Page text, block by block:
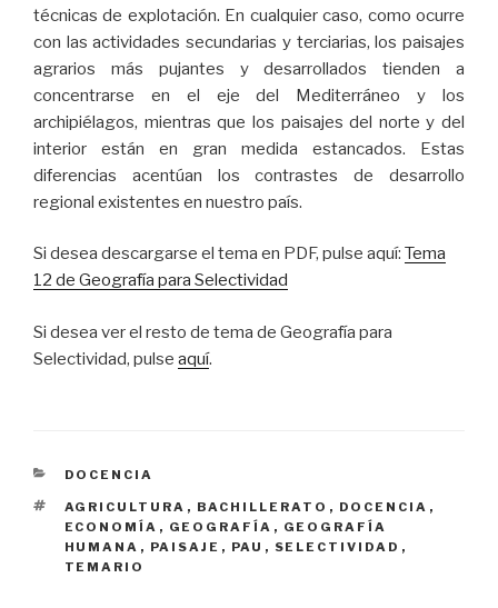
técnicas de explotación. En cualquier caso, como ocurre
con las actividades secundarias y terciarias, los paisajes
agrarios más pujantes y desarrollados tienden a
concentrarse en el eje del Mediterráneo y los
archipiélagos, mientras que los paisajes del norte y del
interior están en gran medida estancados. Estas
diferencias acentúan los contrastes de desarrollo
regional existentes en nuestro país.
Si desea descargarse el tema en PDF, pulse aquí: Tema
12 de Geografía para Selectividad
Si desea ver el resto de tema de Geografía para
Selectividad, pulse aquí.
CATEGORÍAS
DOCENCIA
ETIQUETAS
AGRICULTURA , BACHILLERATO , DOCENCIA ,
ECONOMÍA , GEOGRAFÍA , GEOGRAFÍA
HUMANA , PAISAJE , PAU , SELECTIVIDAD ,
TEMARIO